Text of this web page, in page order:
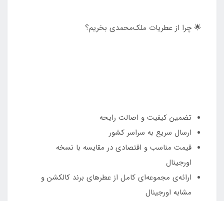
🌟 چرا از عطریات ملک‌محمدی بخریم؟
تضمین کیفیت و اصالت رایحه
ارسال سریع به سراسر کشور
قیمت مناسب و اقتصادی در مقایسه با نسخه
اورجینال
ارائه‌ی مجموعه‌ای کامل از عطرهای برند کالکشن و
مشابه اورجینال